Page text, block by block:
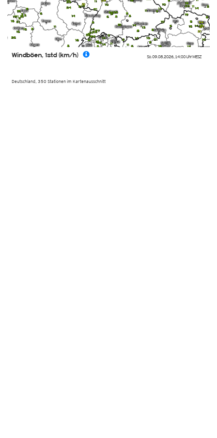
So. 09.08.2026, 14:00 UhrMESZ
Deutschland, 350 Stationen im Kartenausschnitt
Windböen, 1std (km/h)